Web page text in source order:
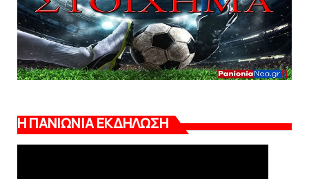
Η ΠΑΝΙΩΝΙΑ ΕΚΔΗΛΩΣΗ